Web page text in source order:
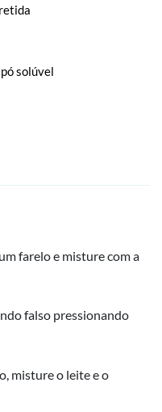
solúvel
farelo e misture com a
falso pressionando
misture o leite e o